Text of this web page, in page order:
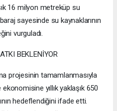
16 milyon metreküp su
sayesinde su kaynaklarının
vurguladı.
BEKLENİYOR
projesinin tamamlanmasıyla
yıllık yaklaşık 650
hedeflendiğini ifade etti.